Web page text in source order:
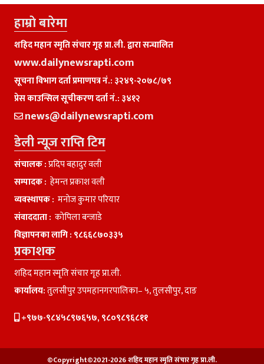
हाम्राे बारेमा
शहिद महान स्मृति संचार गृह प्रा.ली. द्वारा सन्चालित
www.dailynewsrapti.com
सूचना विभाग दर्ता प्रमाणपत्र नं.: ३२४९-२०७८/७९
प्रेस काउन्सिल सूचीकरण दर्ता नं.: ३४१२
news@dailynewsrapti.com
डेली न्यूज राप्ति टिम
संचालक :प्रदिप बहादुर वली
सम्पादक : हेमन्त प्रकाश वली
व्यवस्थापक : मनाेज कुमार परियार
संवाददाता : काेपिला बन्जाडे
विज्ञापनका लागि : ९८६६८७०३३५
प्रकाशक
शहिद महान स्मृति संचार गृह प्रा.ली.
कार्यालय:तुलसीपुर उपमहानगरपालिका– ५, तुलसीपुर, दाङ
+९७७-९८४५८९७६५७, ९८०९८९६८११
©Copyright©2021-2026 शहिद महान स्मृति संचार गृह प्रा.ली.